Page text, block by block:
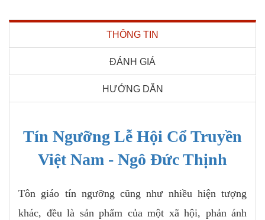
THÔNG TIN
ĐÁNH GIÁ
HƯỚNG DẪN
Tín Ngưỡng Lễ Hội Cổ Truyền
Việt Nam - Ngô Đức Thịnh
Tôn giáo tín ngưỡng cũng như nhiều hiện tượng
khác, đều là sản phẩm của một xã hội, phản ánh